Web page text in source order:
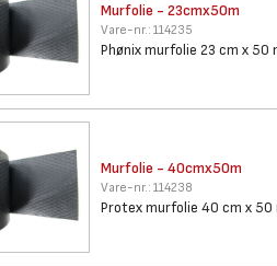
Murfolie - 23cmx50m
Vare-nr.: 114235
Phønix murfolie 23 cm x 50
Murfolie - 40cmx50m
Vare-nr.: 114238
Protex murfolie 40 cm x 50